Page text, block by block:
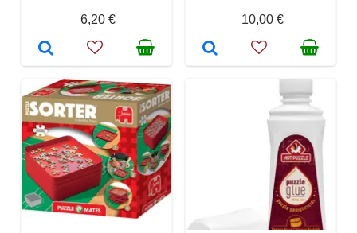
6,20 €
10,00 €